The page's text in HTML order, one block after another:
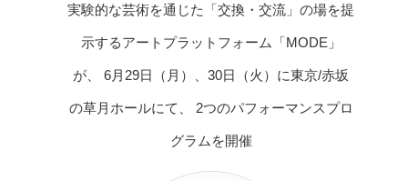
実験的な芸術を通じた「交換・交流」の場を提
示するアートプラットフォーム「MODE」
が、 6月29日（月）、30日（火）に東京/赤坂
の草月ホールにて、 2つのパフォーマンスプロ
グラムを開催